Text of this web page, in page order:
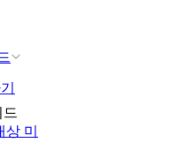
미